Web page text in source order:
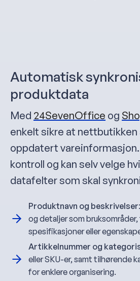
Automatisk
produktdata
Med 24SevenOffice og
enkelt sikre at nettbutikken
oppdatert vareinformasjon.
kontroll og kan selv velge
datafelter som skal
Produktnavn og beskrivelser
og detaljer som
spesifikasjoner eller
Artikkelnummer og
eller SKU-er, samt tilhørende
for enklere organisering.